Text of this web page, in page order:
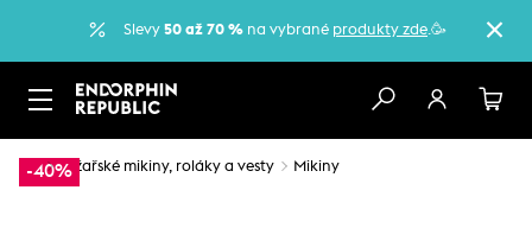
Slevy 50 až 70 % na vybrané produkty zde.🥳
-40%
… Lyžařské mikiny, roláky a vesty Mikiny